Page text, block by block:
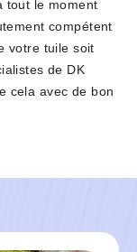
tout le moment
compétent
votre tuile soit
de DK
cela avec de bon